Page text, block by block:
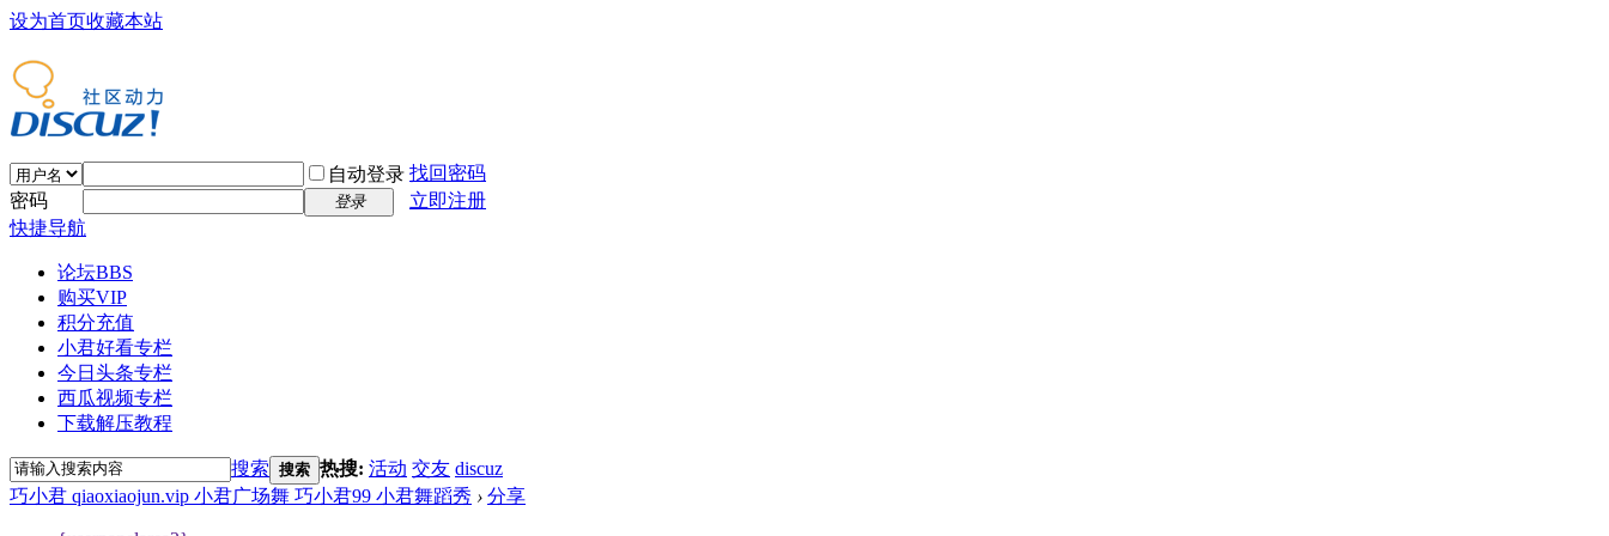
设为首页收藏本站
自动登录 找回密码
密码
登录
立即注册
快捷导航
论坛BBS
购买VIP
积分充值
小君好看专栏
今日头条专栏
西瓜视频专栏
下载解压教程
搜索 搜索 热搜: 活动 交友 discuz
巧小君 qiaoxiaojun.vip 小君广场舞 巧小君99 小君舞蹈秀 › 分享